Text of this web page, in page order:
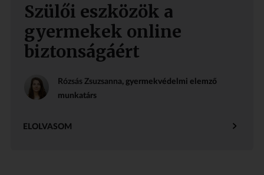
Szülői eszközök a
gyermekek online
biztonságáért
Rózsás Zsuzsanna, gyermekvédelmi elemző
munkatárs
ELOLVASOM